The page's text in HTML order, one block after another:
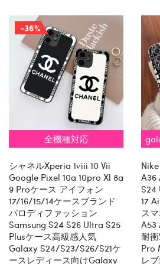
-36%
全機種対応
シャネルxperia 1viii 10 Vii
Google Pixel 10a 10pro Xl 8a
9 Proケース アイフォン
17/16/15/14ケースブランド
パロディファッション
Samsung S24 S26 Ultra S25
Plusケース高級感人気
Galaxy S24/s23/s26/s21ケ
ースレディース向けgalaxy
A36
S24
17
ス
A53
耐衝
Pro
レ